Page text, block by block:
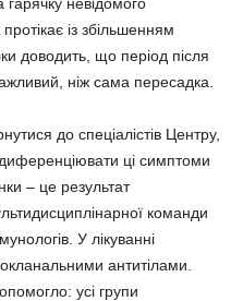
із збільшенням
доводить, що період після
ніж сама пересадка.
до спеціалістів Центру,
ці симптоми
– це результат
команди
У лікуванні
антитілами.
усі групи